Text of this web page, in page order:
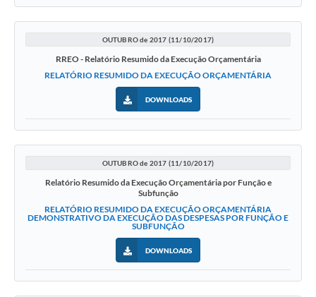
OUTUBRO de 2017 (11/10/2017)
RREO - Relatório Resumido da Execução Orçamentária
RELATÓRIO RESUMIDO DA EXECUÇÃO ORÇAMENTÁRIA
DOWNLOADS
OUTUBRO de 2017 (11/10/2017)
Relatório Resumido da Execução Orçamentária por Função e
Subfunção
RELATÓRIO RESUMIDO DA EXECUÇÃO ORÇAMENTÁRIA
DEMONSTRATIVO DA EXECUÇÃO DAS DESPESAS POR FUNÇÃO E
SUBFUNÇÃO
DOWNLOADS